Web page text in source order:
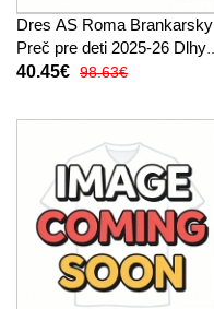
Dres AS Roma Brankarsky
Preč pre deti 2025-26 Dlhy
Rukáv (+ trenírky)
40.45€ 98.63€